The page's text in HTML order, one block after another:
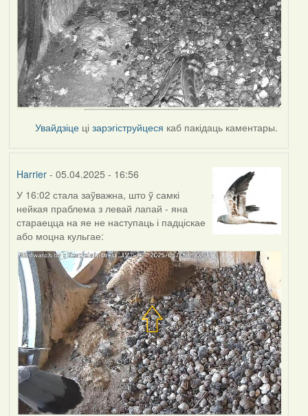
Увайдзіце цізарэгіструйцеся каб пакідаць каментары.
Harrier- 05.04.2025 - 16:56
У 16:02 стала заўважна, што ў самкі
нейкая праблема з левай лапай - яна
стараецца на яе не наступаць і падціскае
або моцна кульгае: